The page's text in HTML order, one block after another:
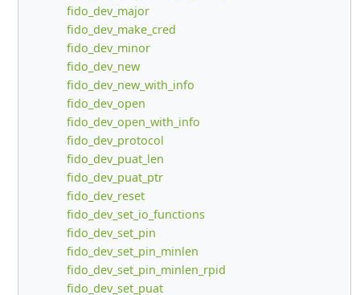
fido_dev_major
fido_dev_make_cred
fido_dev_minor
fido_dev_new
fido_dev_new_with_info
fido_dev_open
fido_dev_open_with_info
fido_dev_protocol
fido_dev_puat_len
fido_dev_puat_ptr
fido_dev_reset
fido_dev_set_io_functions
fido_dev_set_pin
fido_dev_set_pin_minlen
fido_dev_set_pin_minlen_rpid
fido_dev_set_puat